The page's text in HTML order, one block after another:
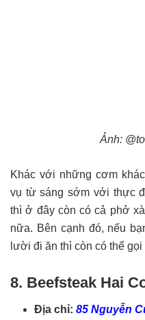
Ảnh:
Khác với những cơm
vụ từ sáng sớm với thực
thì ở đây còn có cả phở
nữa. Bên cạnh đó, nếu
lười đi ăn thì còn có thể gọi
8. Beefsteak Hai
Địa chỉ: 85 Nguyễn